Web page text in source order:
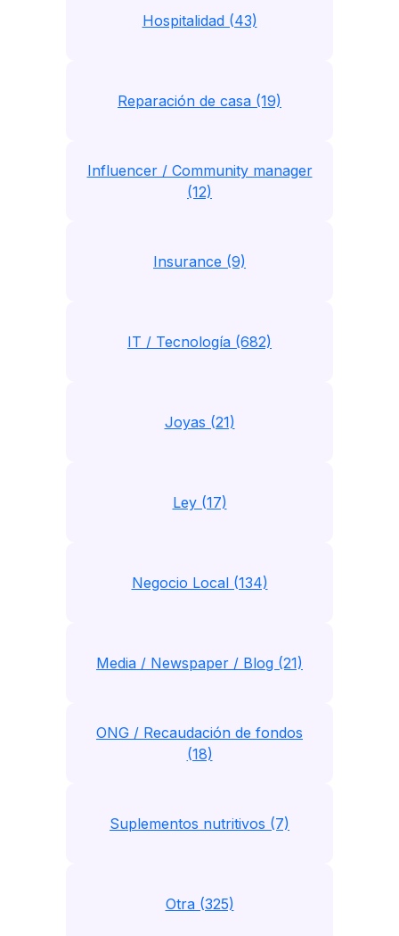
Hospitalidad (43)
Reparación de casa (19)
Influencer / Community manager
(12)
Insurance (9)
IT / Tecnología (682)
Joyas (21)
Ley (17)
Negocio Local (134)
Media / Newspaper / Blog (21)
ONG / Recaudación de fondos
(18)
Suplementos nutritivos (7)
Otra (325)